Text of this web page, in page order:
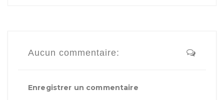
Aucun commentaire:
Enregistrer un commentaire